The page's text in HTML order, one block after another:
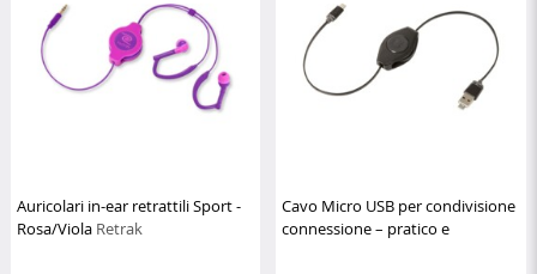
Auricolari in-ear retrattili Sport -
Rosa/Viola Retrak
Cavo Micro USB per condivisione
connessione – pratico e